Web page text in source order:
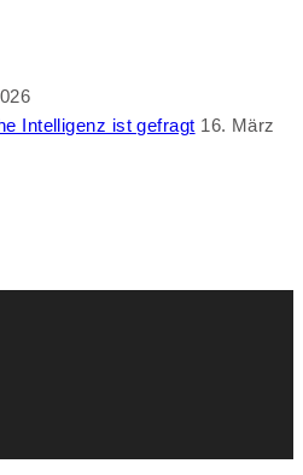
Intelligenz ist gefragt 16. März